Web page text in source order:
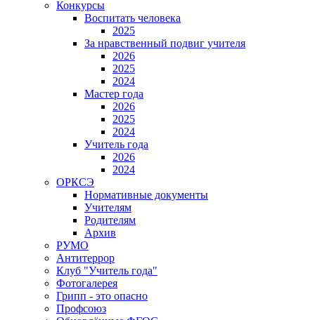
Конкурсы
Воспитать человека
2025
За нравственный подвиг учителя
2026
2025
2024
Мастер года
2026
2025
2024
Учитель года
2026
2024
ОРКСЭ
Нормативные документы
Учителям
Родителям
Архив
РУМО
Антитеррор
Клуб "Учитель года"
Фотогалерея
Грипп - это опасно
Профсоюз